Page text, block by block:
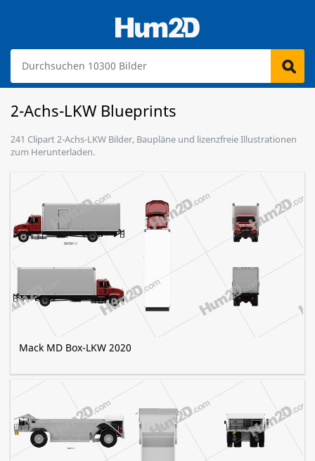
2-Achs-LKW Blueprints
241 Clipart 2-Achs-LKW Bilder, Baupläne und lizenzfreie Illustrationen
zum Herunterladen.
Mack MD Box-LKW 2020